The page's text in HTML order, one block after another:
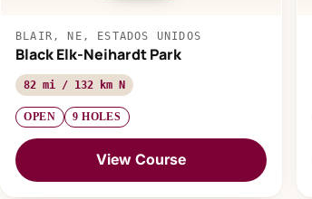
BLAIR, NE, ESTADOS UNIDOS
Black Elk-Neihardt Park
82 mi / 132 km N
OPEN 9 HOLES
View Course